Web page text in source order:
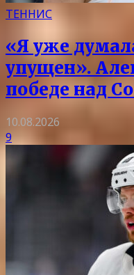
ТЕННИС
«Я уже
упущен».
победе над
10.08.2026
9